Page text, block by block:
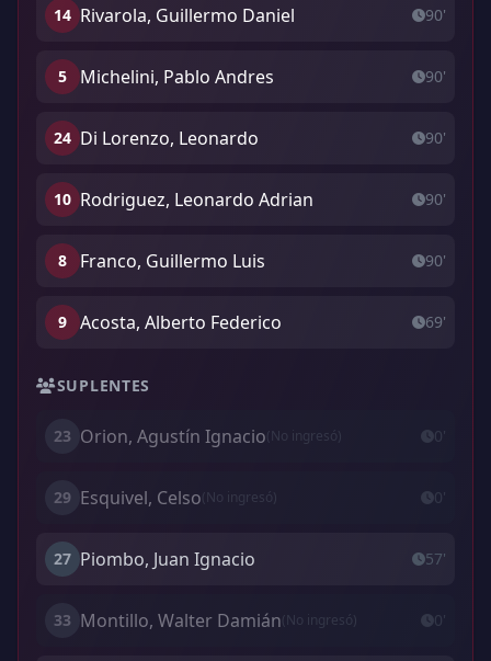
14 Rivarola, Guillermo Daniel 90'
5 Michelini, Pablo Andres 90'
24 Di Lorenzo, Leonardo 90'
10 Rodriguez, Leonardo Adrian 90'
8 Franco, Guillermo Luis 90'
9 Acosta, Alberto Federico 69'
SUPLENTES
23 Orion, Agustín Ignacio(No ingresó) 0'
29 Esquivel, Celso(No ingresó) 0'
27 Piombo, Juan Ignacio 57'
33 Montillo, Walter Damián(No ingresó) 0'